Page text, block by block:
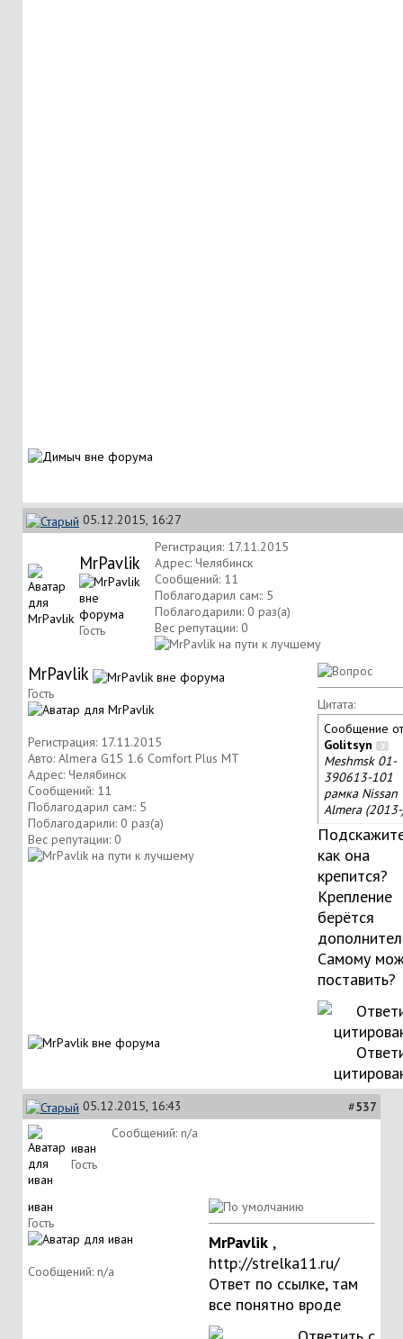
05.12.2015, 16:27
MrPavlik
Гость
Регистрация: 17.11.2015
Адрес: Челябинск
Сообщений: 11
Поблагодарил сам:: 5
Поблагодарили: 0 раз(а)
Вес репутации: 0
MrPavlik
Гость
Регистрация: 17.11.2015
Авто: Almera G15 1.6 Comfort Plus MT
Адрес: Челябинск
Сообщений: 11
Поблагодарил сам:: 5
Поблагодарили: 0 раз(а)
Вес репутации: 0
Цитата:
Сообщение от
Golitsyn
Meshmsk 01-
390613-101
рамка Nissan
Almera
как она
крепится?
Крепление
берётся
Самому
поставить?
05.12.2015, 16:43 #537
иван
Гость
Сообщений: n/a
иван
Гость
Сообщений: n/a
MrPavlik ,
http://strelka11.ru/
Ответ по ссылке, там
все понятно вроде